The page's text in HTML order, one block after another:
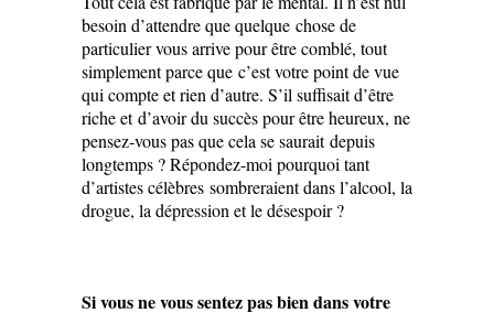
besoin d’attendre que quelque chose de
particulier vous arrive pour être comblé, tout
simplement parce que c’est votre point de vue
qui compte et rien d’autre. S’il suffisait d’être
riche et d’avoir du succès pour être heureux, ne
pensez-vous pas que cela se saurait depuis
longtemps ? Répondez-moi pourquoi tant
d’artistes célèbres sombreraient dans l’alcool, la
drogue, la dépression et le désespoir ?
Si vous ne vous sentez pas bien dans votre